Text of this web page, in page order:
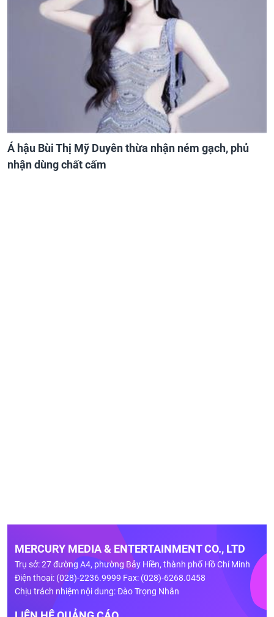
Á hậu Bùi Thị Mỹ Duyên thừa nhận ném gạch, phủ
nhận dùng chất cấm
MERCURY MEDIA & ENTERTAINMENT CO., LTD
Trụ sở: 27 đường A4, phường Bảy Hiền, thành phố Hồ Chí Minh
Điện thoại: (028)-2236.9999 Fax: (028)-6268.0458
Chịu trách nhiệm nội dung: Đào Trọng Nhân